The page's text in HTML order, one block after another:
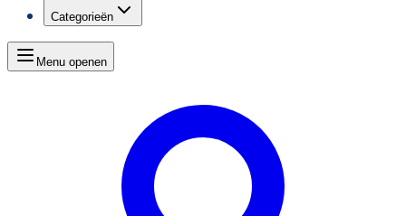
Categorieën
Menu openen